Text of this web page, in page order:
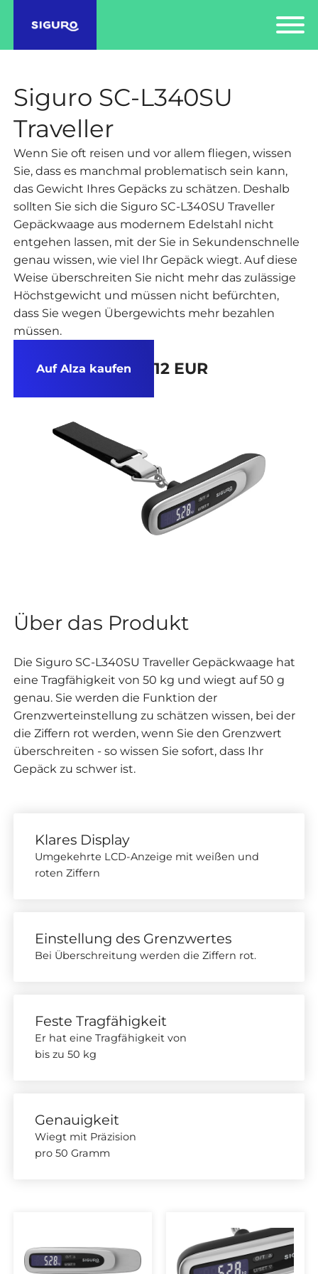
Siguro SC-L340SU
Traveller
Wenn Sie oft reisen und vor allem fliegen, wissen
Sie, dass es manchmal problematisch sein kann,
das Gewicht Ihres Gepäcks zu schätzen. Deshalb
sollten Sie sich die Siguro SC-L340SU Traveller
Gepäckwaage aus modernem Edelstahl nicht
entgehen lassen, mit der Sie in Sekundenschnelle
genau wissen, wie viel Ihr Gepäck wiegt. Auf diese
Weise überschreiten Sie nicht mehr das zulässige
Höchstgewicht und müssen nicht befürchten,
dass Sie wegen Übergewichts mehr bezahlen
müssen.
Auf Alza kaufen 12 EUR
Über das Produkt
Die Siguro SC-L340SU Traveller Gepäckwaage hat
eine Tragfähigkeit von 50 kg und wiegt auf 50 g
genau. Sie werden die Funktion der
Grenzwerteinstellung zu schätzen wissen, bei der
die Ziffern rot werden, wenn Sie den Grenzwert
überschreiten - so wissen Sie sofort, dass Ihr
Gepäck zu schwer ist.
Klares Display
Umgekehrte LCD-Anzeige mit weißen und
roten Ziffern
Einstellung des Grenzwertes
Bei Überschreitung werden die Ziffern rot.
Feste Tragfähigkeit
Er hat eine Tragfähigkeit von
bis zu 50 kg
Genauigkeit
Wiegt mit Präzision
pro 50 Gramm